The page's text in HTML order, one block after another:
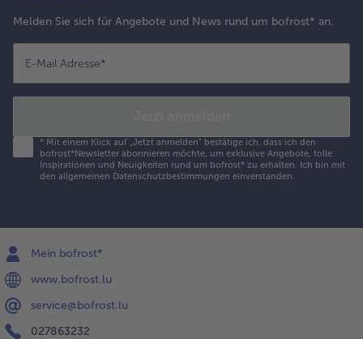
Melden Sie sich für Angebote und News rund um bofrost* an.
E-Mail Adresse*
* Mit einem Klick auf „Jetzt anmelden" bestätige ich, dass ich den
bofrost*Newsletter abonnieren möchte, um exklusive Angebote, tolle
Inspirationen und Neuigkeiten rund um bofrost* zu erhalten. Ich bin mit
den allgemeinen Datenschutzbestimmungen einverstanden.
Mein bofrost*
www.bofrost.lu
service@bofrost.lu
027863232